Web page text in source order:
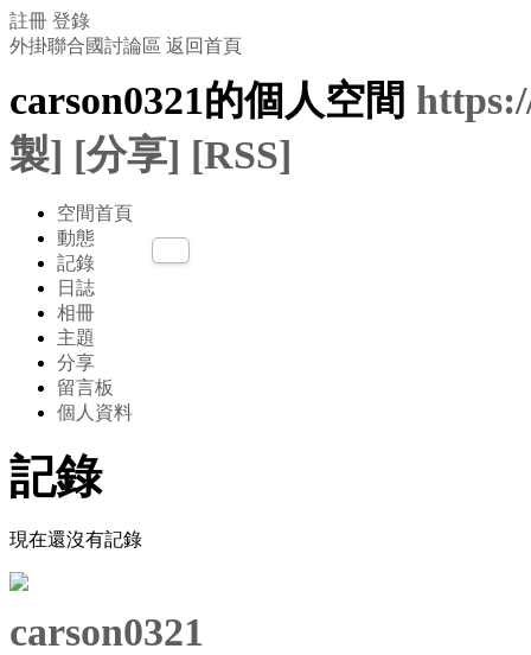
註冊 登錄
外掛聯合國討論區 返回首頁
carson0321的個人空間
製] [分享] [RSS]
空間首頁
動態
記錄
日誌
相冊
主題
分享
留言板
個人資料
記錄
現在還沒有記錄
carson0321